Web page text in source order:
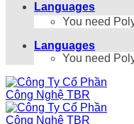
Languages
You need
Languages
You need